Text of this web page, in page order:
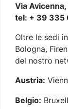
Via
tel: + 39 335
Oltre le sedi
Bologna,
del nostro
Austria:
Belgio: